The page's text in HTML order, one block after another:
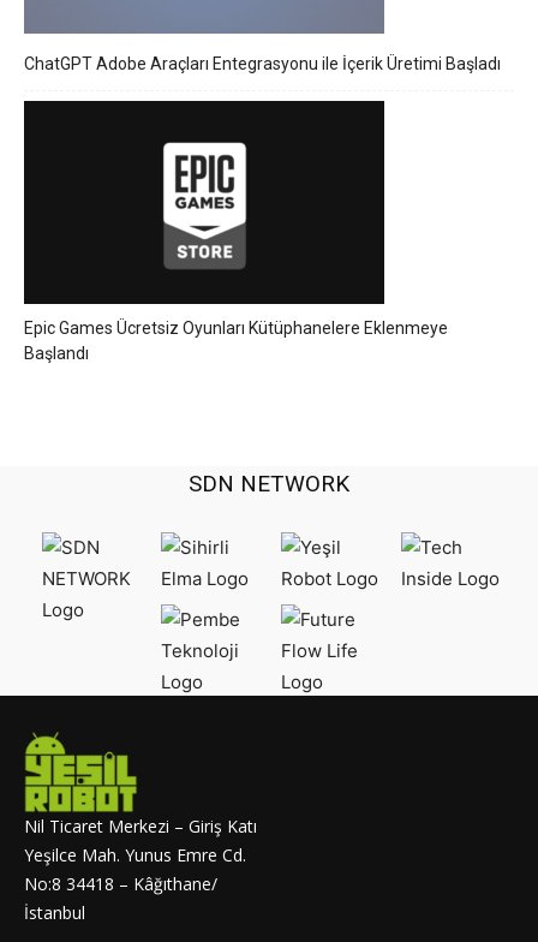
ChatGPT Adobe Araçları Entegrasyonu ile İçerik Üretimi Başladı
Epic Games Ücretsiz Oyunları Kütüphanelere Eklenmeye
Başlandı
SDN NETWORK
Nil Ticaret Merkezi – Giriş Katı
Yeşilce Mah. Yunus Emre Cd.
No:8 34418 – Kâğıthane/
İstanbul